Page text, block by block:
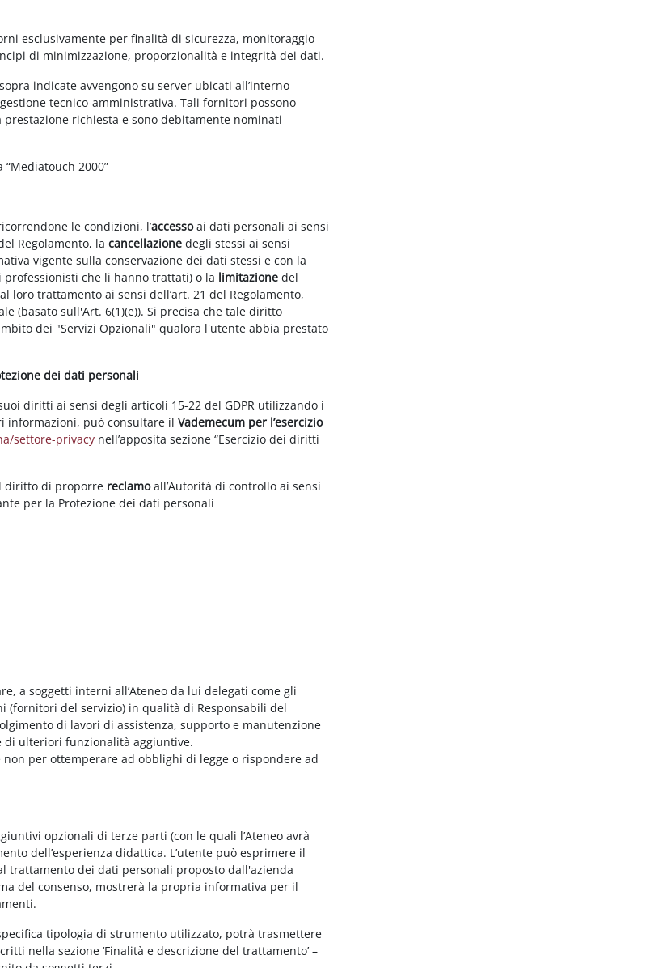
esclusivamente per finalità di sicurezza, monitoraggio
di minimizzazione, proporzionalità e integrità dei dati.
indicate avvengono su server ubicati all’interno
tecnico-amministrativa. Tali fornitori possono
richiesta e sono debitamente nominati
2000”
le condizioni, l’accessoai dati personali ai sensi
Regolamento, lacancellazione degli stessi ai sensi
vigente sulla conservazione dei dati stessi e con la
professionisti che li hanno trattati) o la limitazione del
al loro trattamento ai sensi dell’art. 21 del Regolamento,
(basato sull'Art. 6(1)(e)). Si precisa che tale diritto
dei "Servizi Opzionali" qualora l'utente abbia prestato
dei dati personali
diritti ai sensi degli articoli 15-22 del GDPR utilizzando i
informazioni, può consultare ilVademecum per l’esercizio
settore-privacy nell’apposita sezione “Esercizio dei diritti
diritto di proporre reclamoall’Autorità di controllo ai sensi
per la Protezione dei dati personali
a soggetti interni all’Ateneo da lui delegati come gli
(fornitori del servizio) in qualità di Responsabili del
di lavori di assistenza, supporto e manutenzione
di ulteriori funzionalità aggiuntive.
per ottemperare ad obblighi di legge o rispondere ad
opzionali di terze parti (con le quali l’Ateneo avrà
dell’esperienza didattica. L’utente può esprimere il
trattamento dei dati personali proposto dall'azienda
del consenso, mostrerà la propria informativa per il
tipologia di strumento utilizzato, potrà trasmettere
nella sezione ‘Finalità e descrizione del trattamento’ –